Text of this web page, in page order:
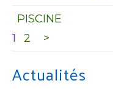
PISCINE
1
2 >
Actualités